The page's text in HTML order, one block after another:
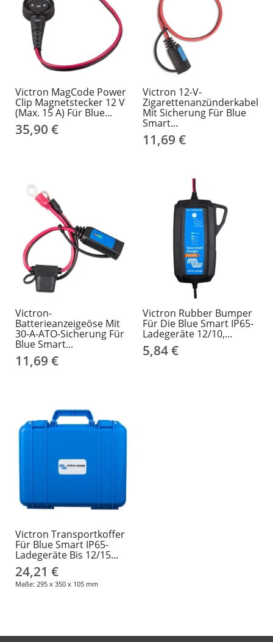
Victron MagCode Power
Clip Magnetstecker 12 V
(max. 15 A) Für Blue...
35,90 €
Victron 12-V-
Zigarettenanzünderkabel
Mit Sicherung Für Blue
Smart...
11,69 €
Victron-
Batterieanzeigeöse Mit
30-A-ATO-Sicherung Für
Blue Smart...
11,69 €
Victron Rubber Bumper
Für Die Blue Smart IP65-
Ladegeräte 12/10,...
5,84 €
Victron Transportkoffer
Für Blue Smart IP65-
Ladegeräte Bis 12/15...
24,21 €
Maße: 295 x 350 x 105 mm